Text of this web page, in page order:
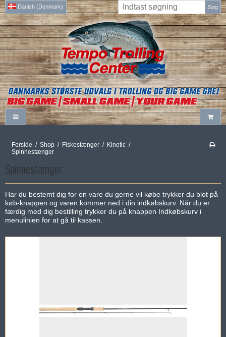
Danish (Denmark) Søg
Forside / Shop / Fiskestænger / Kinetic /
Spinnestænger
Spinnestænger
Har du bestemt dig for en vare du gerne vil købe trykker du blot på
køb-knappen og varen kommer ned i din indkøbskurv. Når du er
færdig med dig bestilling trykker du på knappen Indkøbskurv i
menulinien for at gå til kassen.